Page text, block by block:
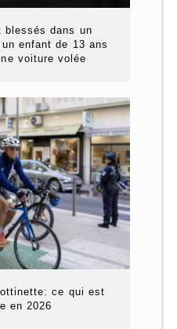
blessés dans un
enfant de 13 ans
voiture volée
ce qui est
en 2026